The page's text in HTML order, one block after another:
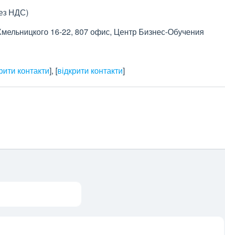
НДС)
16-22, 807 офис, Центр Бизнес-Обучения
контакти], [відкрити контакти]